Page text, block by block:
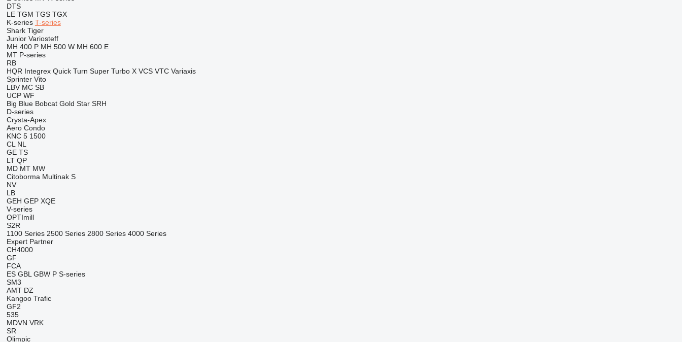
DTS
LE TGM TGS TGX
K-series T-series
Shark Tiger
Junior Variosteff
MH 400 P MH 500 W MH 600 E
MT P-series
RB
HQR Integrex Quick Turn Super Turbo X VCS VTC Variaxis
Sprinter Vito
LBV MC SB
UCP WF
Big Blue Bobcat Gold Star SRH
D-series
Crysta-Apex
Aero Condo
KNC 5 1500
CL NL
GE TS
LT QP
MD MT MW
Citoborma Multinak S
NV
LB
GEH GEP XQE
V-series
OPTImill
S2R
1100 Series 2500 Series 2800 Series 4000 Series
Expert Partner
CH4000
GF
FCA
ES GBL GBW P S-series
SM3
AMT DZ
Kangoo Trafic
GF2
535
MDVN VRK
SR
Olimpic